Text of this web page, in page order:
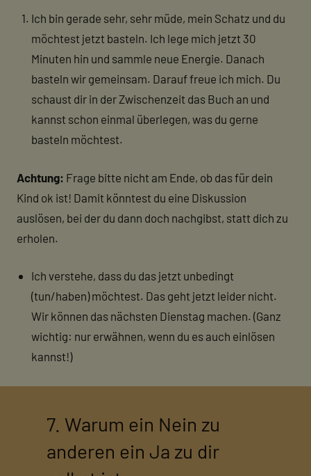
Ich bin gerade sehr, sehr müde, mein Schatz und du
möchtest jetzt basteln. Ich lege mich jetzt 30
Minuten hin und sammle neue Energie. Danach
basteln wir gemeinsam. Darauf freue ich mich. Du
schaust dir in der Zwischenzeit das Buch an und
kannst schon einmal überlegen, was du gerne
basteln möchtest.
Achtung: Frage bitte nicht am Ende, ob das für dein
Kind ok ist! Damit könntest du eine Diskussion
auslösen, bei der du dann doch nachgibst, statt dich zu
erholen.
Ich verstehe, dass du das jetzt unbedingt
(tun/haben) möchtest. Das geht jetzt leider nicht.
Wir können das nächsten Dienstag machen. (Ganz
wichtig: nur erwähnen, wenn du es auch einlösen
kannst!)
7. Warum ein Nein zu
anderen ein Ja zu dir